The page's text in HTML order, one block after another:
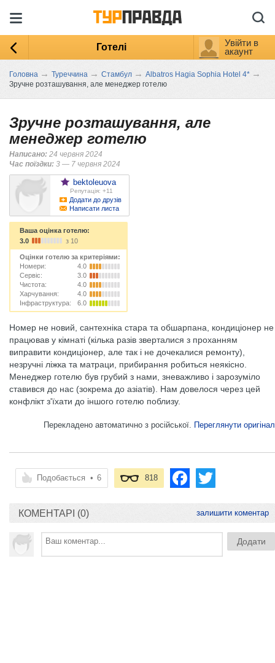
Готелі
Увійти в
акаунт
Головна → Туреччина → Стамбул → Albatros Hagia Sophia Hotel 4* →
Зручне розташування, але менеджер готелю
Зручне розташування, але
менеджер готелю
Написано: 24 червня 2024
Час поїздки: 3 — 7 червня 2024
bektoleuova
Репутація: +11
Додати до друзів
Написати листа
Ваша оцінка готелю:
3.0
з 10
Оцінки готелю за критеріями:
Номери:
4.0
Сервіс:
3.0
Чистота:
4.0
Харчування:
4.0
Інфраструктура:
6.0
Номер не новий, сантехніка стара та обшарпана, кондиціонер не
працював у кімнаті (кілька разів зверталися з проханням
виправити кондиціонер, але так і не дочекалися ремонту),
незручні ліжка та матраци, прибирання робиться неякісно.
Менеджер готелю був грубий з нами, зневажливо і зарозуміло
ставився до нас (зокрема до азіатів). Нам довелося через цей
конфлікт з'їхати до іншого готелю поблизу.
Перекладено автоматично з російської. Переглянути оригінал
Подобається • 6 818
КОМЕНТАРІ (0) залишити коментар